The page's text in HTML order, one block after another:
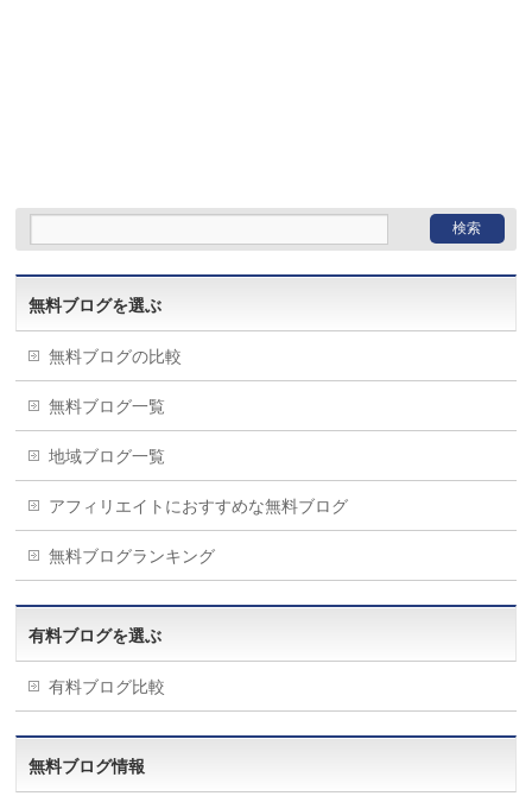
無料ブログを選ぶ
無料ブログの比較
無料ブログ一覧
地域ブログ一覧
アフィリエイトにおすすめな無料ブログ
無料ブログランキング
有料ブログを選ぶ
有料ブログ比較
無料ブログ情報